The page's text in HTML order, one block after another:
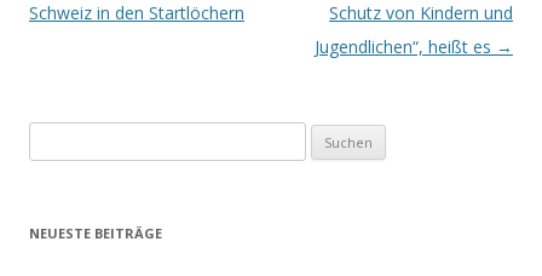
Navigation
Schweiz in den Startlöchern
Schutz von Kindern und
Jugendlichen“, heißt es →
nach:
NEUESTE BEITRÄGE